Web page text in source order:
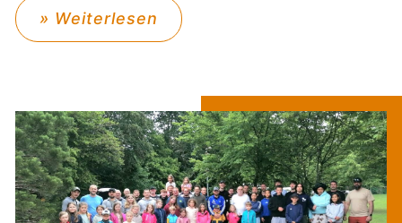
» Weiterlesen